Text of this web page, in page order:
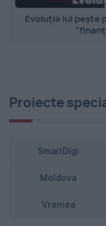
Evoluția lui pește
Proiecte
SmartDigi
Moldova
Vremea